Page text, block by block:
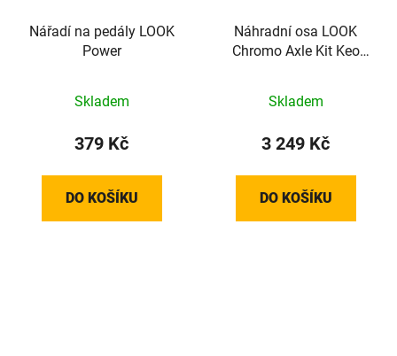
Nářadí na pedály LOOK
Power
Skladem
379 Kč
DO KOŠÍKU
Náhradní osa LOOK
Chromo Axle Kit Keo
Skladem
3 249 Kč
DO KOŠÍKU